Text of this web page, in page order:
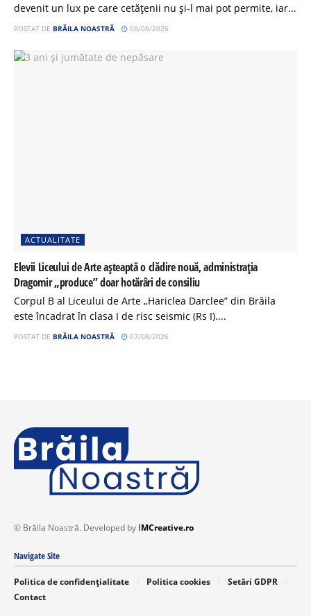
devenit un lux pe care cetățenii nu și-l mai pot permite, iar...
POSTAT DE BRĂILA NOASTRĂ 08/08/2026
ACTUALITATE
Elevii Liceului de Arte așteaptă o clădire nouă, administrația
Dragomir „produce” doar hotărâri de consiliu
Corpul B al Liceului de Arte „Hariclea Darclee” din Brăila
este încadrat în clasa I de risc seismic (Rs I)....
POSTAT DE BRĂILA NOASTRĂ 07/08/2026
© Brăila Noastră. Developed by IMCreative.ro
Navigate Site
Politica de confidențialitate Politica cookies
Setări GDPR
Contact